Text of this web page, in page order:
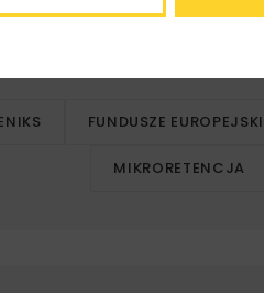
wynieść do 100% kosztów
FUNDUSZE
MIKRORETENCJA